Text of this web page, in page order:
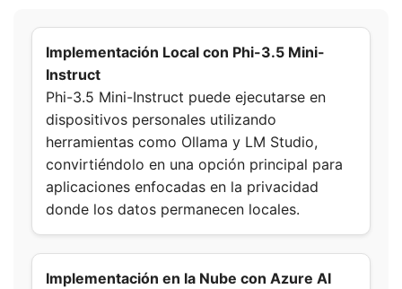
Implementación Local con Phi-3.5 Mini-
Instruct
Phi-3.5 Mini-Instruct puede ejecutarse en
dispositivos personales utilizando
herramientas como Ollama y LM Studio,
convirtiéndolo en una opción principal para
aplicaciones enfocadas en la privacidad
donde los datos permanecen locales.
Implementación en la Nube con Azure AI